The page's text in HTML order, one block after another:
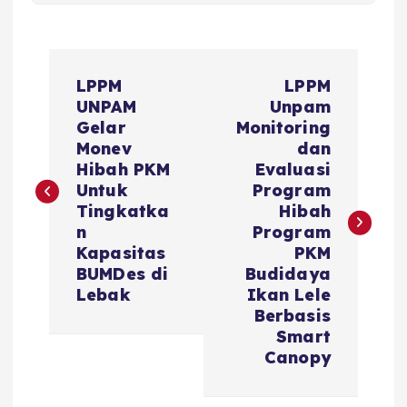
LPPM
UNPAM
Gelar
Monev
Hibah PKM
Untuk
Tingkatka
n
Kapasitas
BUMDes di
Lebak
LPPM
Unpam
Monitoring
dan
Evaluasi
Program
Hibah
Program
PKM
Budidaya
Ikan Lele
Berbasis
Smart
Canopy